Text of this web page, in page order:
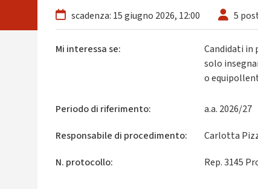
scadenza: 15 giugno 2026, 12:00 5
Mi interessa se:
Candidati in
solo
o
Periodo di riferimento:
a.a. 2026/27
Responsabile di procedimento:
Carlotta
N. protocollo:
Rep. 3145